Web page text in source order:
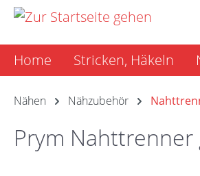
Hauptinhalt springen
Zur Suche springen
Zur Hauptnavigation
Home Stricken, Häkeln
Nähen Nähzubehör
Prym